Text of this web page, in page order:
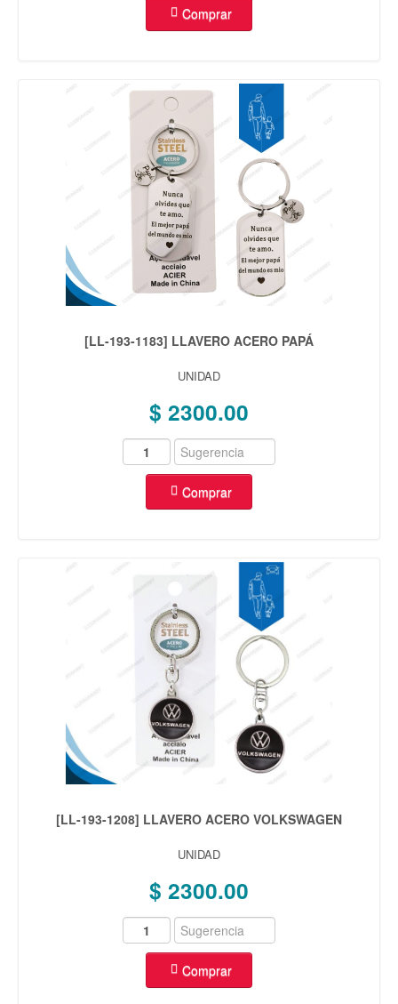
Comprar
[LL-193-1183] LLAVERO ACERO PAPÁ
UNIDAD
$ 2300.00
Comprar
[LL-193-1208] LLAVERO ACERO VOLKSWAGEN
UNIDAD
$ 2300.00
Comprar